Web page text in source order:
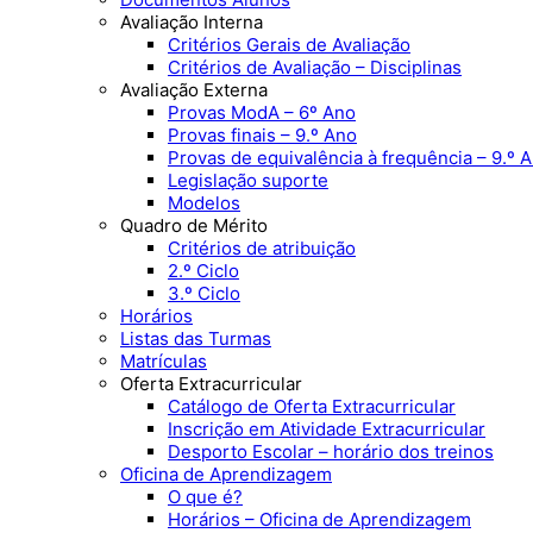
Avaliação Interna
Critérios Gerais de Avaliação
Critérios de Avaliação – Disciplinas
Avaliação Externa
Provas ModA – 6º Ano
Provas finais – 9.º Ano
Provas de equivalência à frequência – 9.º
Legislação suporte
Modelos
Quadro de Mérito
Critérios de atribuição
2.º Ciclo
3.º Ciclo
Horários
Listas das Turmas
Matrículas
Oferta Extracurricular
Catálogo de Oferta Extracurricular
Inscrição em Atividade Extracurricular
Desporto Escolar – horário dos treinos
Oficina de Aprendizagem
O que é?
Horários – Oficina de Aprendizagem